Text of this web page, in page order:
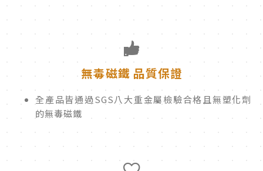
無毒磁鐵 品質保證
全產品皆通過SGS八大重金屬檢驗合格且無塑化劑
的無毒磁鐵